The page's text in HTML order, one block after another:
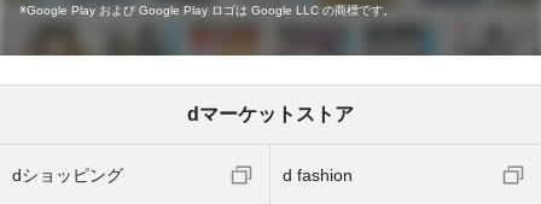
Google Play および Google Play ロゴは Google LLC の商標です。
dマーケットストア
dショッピング d fashion